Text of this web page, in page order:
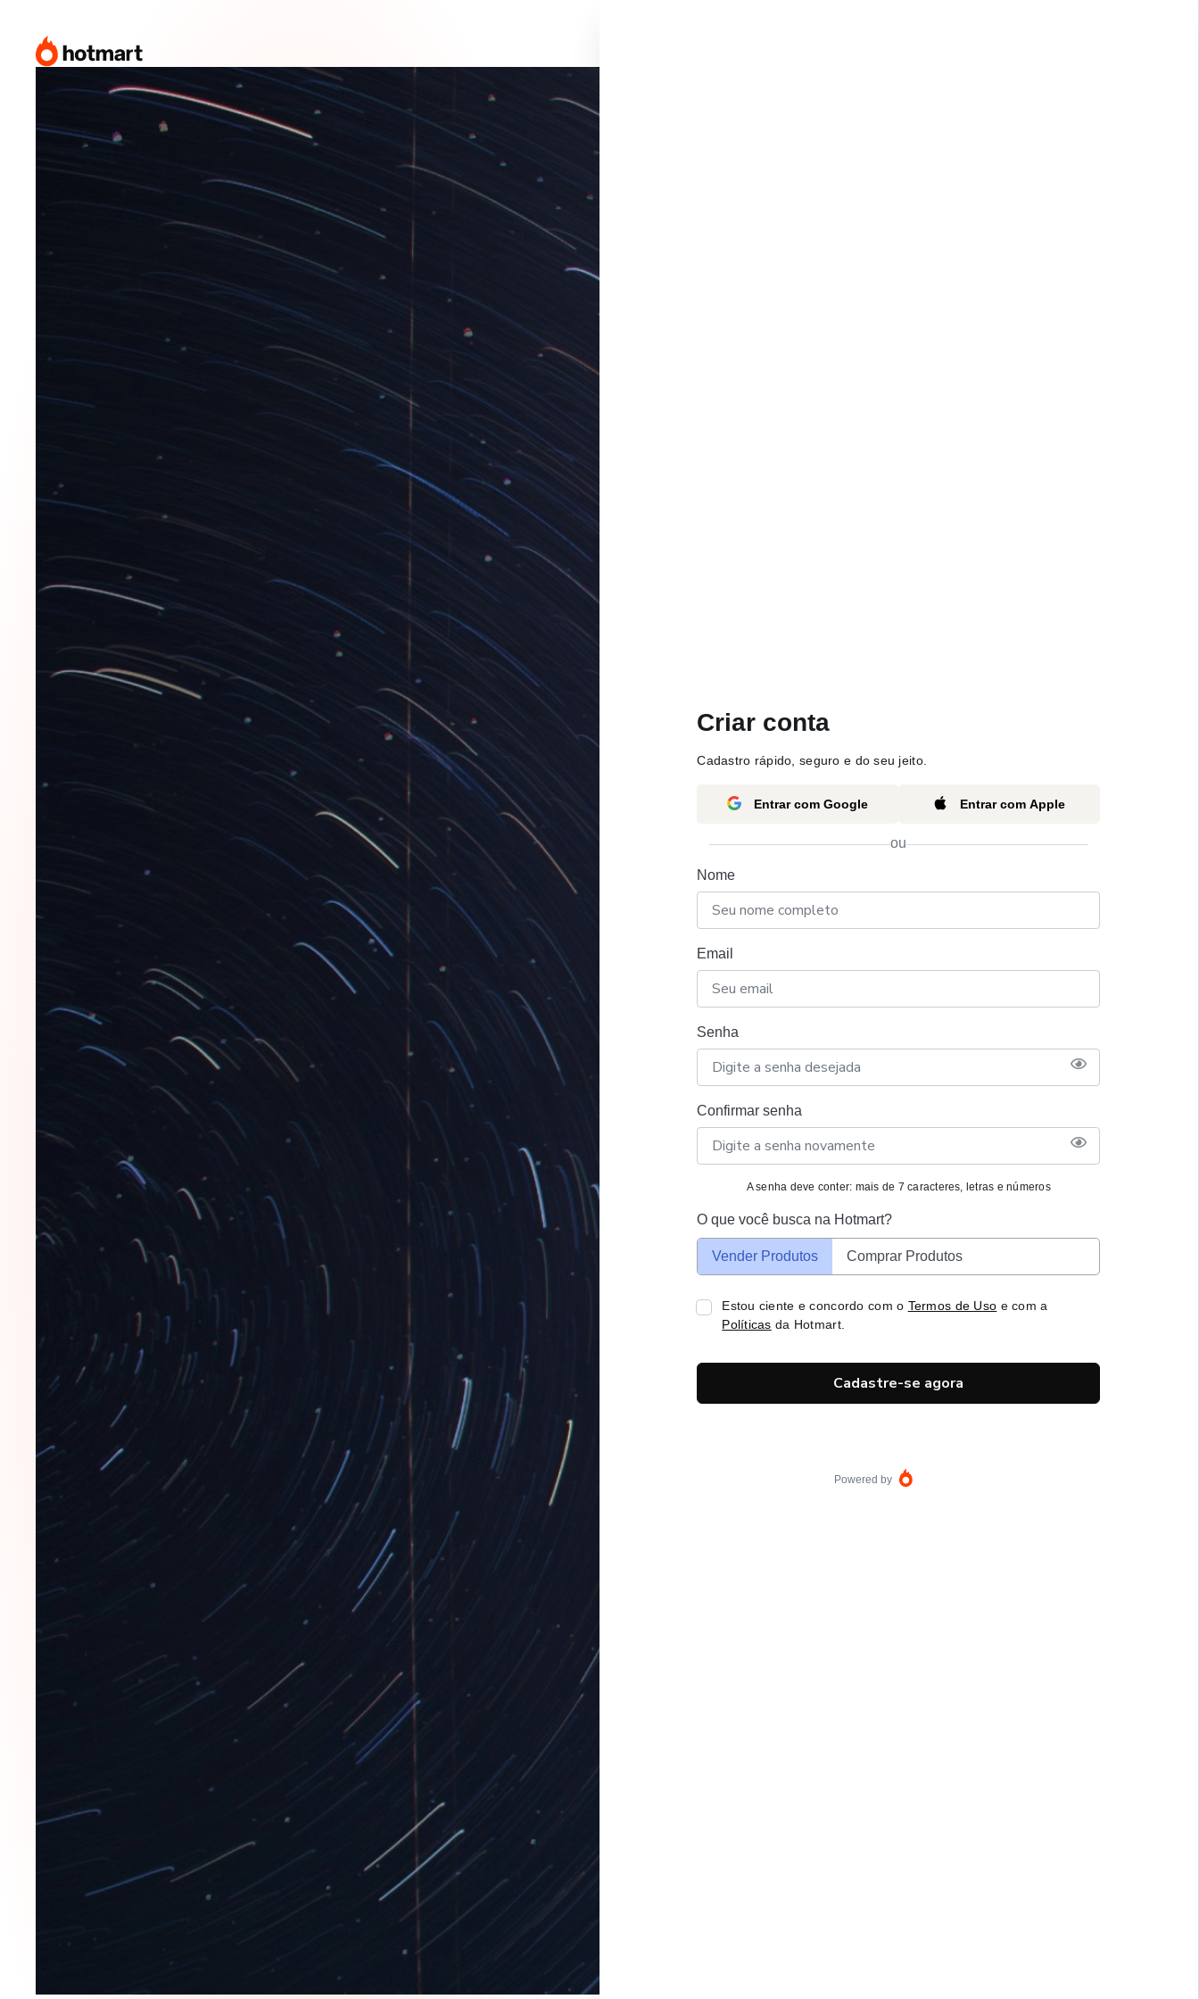
Criar conta
Cadastro rápido, seguro e do seu jeito.
Entrar com Google Entrar com Apple
ou
Nome
Email
Senha
Confirmar senha
A senha deve conter: mais de 7 caracteres, letras e números
O que você busca na Hotmart?
Vender Produtos Comprar Produtos
Estou ciente e concordo com o Termos de Uso e com a
Políticas da Hotmart.
Cadastre-se agora
Powered by